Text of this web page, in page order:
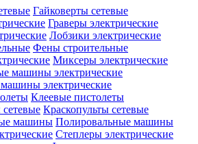
Гайковерты сетевые
Граверы электрические
Лобзики электрические
Фены строительные
Миксеры электрические
электрические
Клеевые пистолеты
Краскопульты сетевые
Полировальные машины
Степлеры электрические